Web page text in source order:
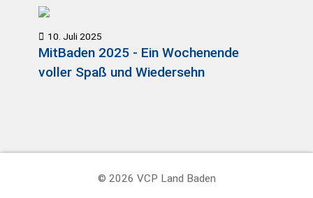
10. Juli 2025
MitBaden 2025 - Ein Wochenende
voller Spaß und Wiedersehn
© 2026 VCP Land Baden